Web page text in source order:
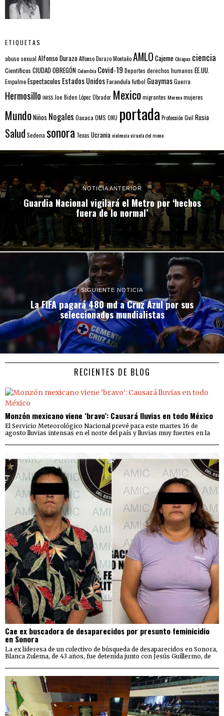
ETIQUETAS
abuso sexual Alfonso DurazoAlfonso Durazo MontañoAMLO CajemeChiapas ciencia
Científicos CIUDAD OBREGÓNColombia Covid-19 Deportes derechos humanos EE.UU.
EmpalmeEspectaculos Estados UnidosFarandulafutbol GuaymasGuerra
Hermosillo IMSSJoe Biden López Obrador Mexicomigrantes Morenamujeres
MundoNiños Nogales Oaxaca OMS ONU portada Protección Civil Rusia
Salud Sedena sonora Texas Ucraniaviolenciaviruela del mono
NOTICIA ANTERIOR
Guardia Nacional vigilará el Metro por ‘hechos
fuera de lo normal’
SIGUIENTE NOTICIA
La FIFA pagará 480 md a Cruz Azul por sus
seleccionados mundialistas
RECIENTES DE BLOG
Monzón mexicano viene ‘bravo’: Causará lluvias en todo México
El Servicio Meteorológico Nacional prevé para este martes 16 de
agosto lluvias intensas en el norte del país y lluvias muy fuertes en la
Cae ex buscadora de desaparecidos por presunto feminicidio
en Sonora
La ex lideresa de un colectivo de búsqueda de desaparecidos en Sonora,
Blanca Zulema, de 43 años, fue detenida junto con Jesús Guillermo, de